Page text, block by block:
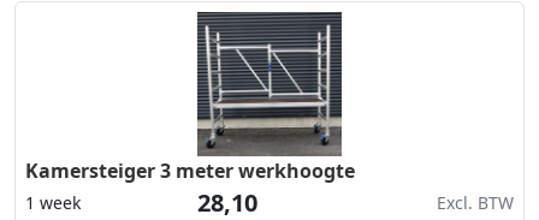
Kamersteiger 3 meter werkhoogte
1 week 28,10 Excl. BTW